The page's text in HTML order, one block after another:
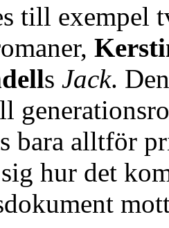
till exempel
s Jack.
bara alltför
hur det